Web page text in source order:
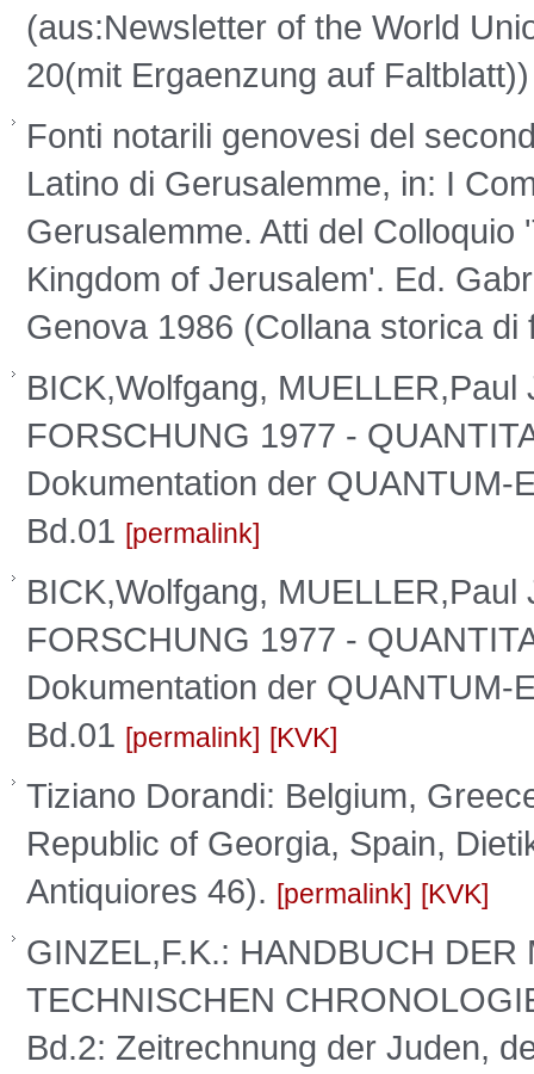
(aus:Newsletter of the World
20(mit Ergaenzung auf
Fonti notarili genovesi del
Latino di Gerusalemme, in: I
Gerusalemme. Atti del
Kingdom of Jerusalem'. Ed.
Genova 1986 (Collana storica
BICK,Wolfgang,
FORSCHUNG 1977 -
Dokumentation der QUANTUM-
Bd.01 permalink
BICK,Wolfgang,
FORSCHUNG 1977 -
Dokumentation der QUANTUM-
Bd.01 permalink KVK
Tiziano Dorandi: Belgium,
Republic of Georgia, Spain,
Antiquiores 46).
permalink KVK
GINZEL,F.K.: HANDBUCH DER
TECHNISCHEN
Bd.2: Zeitrechnung der Juden,